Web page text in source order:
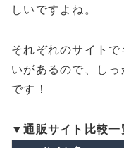
しいですよね。
それぞれのサイト
いがあるので、し
です！
▼通販サイト比較一